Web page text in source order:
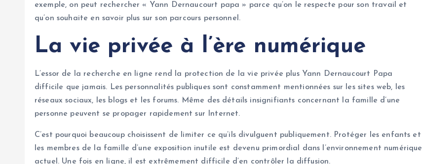
exemple, on peut rechercher « Yann Dernaucourt papa » parce qu’on le respecte pour son travail et
qu’on souhaite en savoir plus sur son parcours personnel.
La vie privée à l’ère numérique
L’essor de la recherche en ligne rend la protection de la vie privée plus Yann Dernaucourt Papa
difficile que jamais. Les personnalités publiques sont constamment mentionnées sur les sites web, les
réseaux sociaux, les blogs et les forums. Même des détails insignifiants concernant la famille d’une
personne peuvent se propager rapidement sur Internet.
C’est pourquoi beaucoup choisissent de limiter ce qu’ils divulguent publiquement. Protéger les enfants et
les membres de la famille d’une exposition inutile est devenu primordial dans l’environnement numérique
actuel. Une fois en ligne, il est extrêmement difficile d’en contrôler la diffusion.